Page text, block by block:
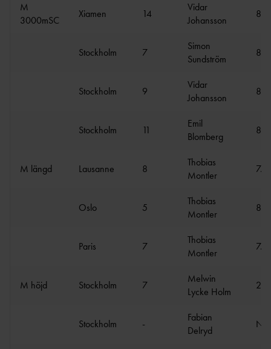
FRIIDROTT
TÄVLAR NÄR OCH VAR?
M
3000mSC
Xiamen 14
Vidar
Johansson
Stockholm 7
Simon
Sundström
Stockholm 9
Vidar
Johansson
Stockholm 11
Emil
Blomberg
M längd Lausanne 8
Thobias
Montler
Oslo 5
Thobias
Montler
Paris 7
Thobias
Montler
M höjd Stockholm 7
Melwin
Lycke Holm
Stockholm -
Fabian
Delryd
NM